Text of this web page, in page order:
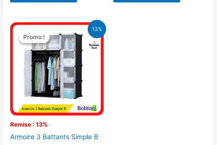
13%
Promo !
Remise : 13%
Promo !
Armoire 3 Battants Simple B
Le
prix
initial
était :
40.000 CFA.
Le
prix
actuel
est :